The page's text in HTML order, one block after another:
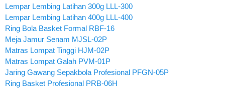
Lempar Lembing Latihan 300g LLL-300
Lempar Lembing Latihan 400g LLL-400
Ring Bola Basket Formal RBF-16
Meja Jamur Senam MJSL-02P
Matras Lompat Tinggi HJM-02P
Matras Lompat Galah PVM-01P
Jaring Gawang Sepakbola Profesional PFGN-05P
Ring Basket Profesional PRB-06H